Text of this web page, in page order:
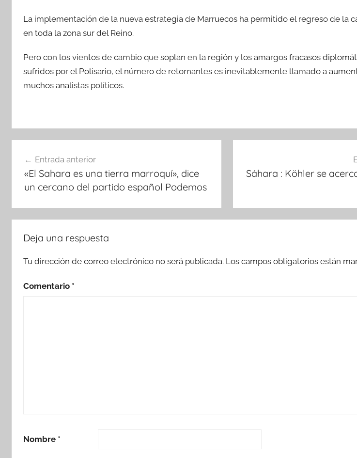
La implementación de la nueva estrategia de Marruecos ha permitido el regreso de la
en toda la zona sur del Reino.
Pero con los vientos de cambio que soplan en la región y los amargos fracasos
sufridos por el Polisario, el número de retornantes es inevitablemente llamado a
muchos analistas políticos.
de
entradas
Entrada anterior
«El Sahara es una tierra marroquí», dice
un cercano del partido español Podemos
Sáhara : Köhler se
Deja una respuesta
Tu dirección de correo electrónico no será publicada. Los campos obligatorios están
Comentario *
Nombre *